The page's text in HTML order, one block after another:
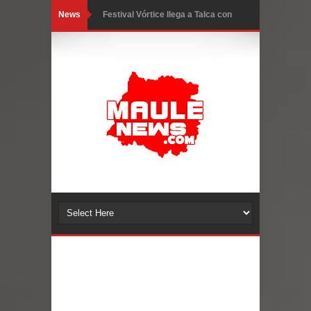
News Subdere refuerza llamado a
simplificada de comunas afectadas
por el sistema frontal
Municipalidad de Curicó inició
proceso de vacunación escolar
las bajas temperaturas